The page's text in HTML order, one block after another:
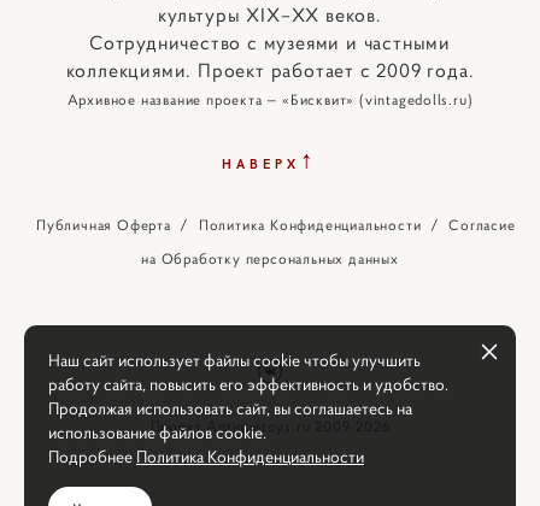
культуры XIX–XX веков.
Сотрудничество с музеями и частными
коллекциями. Проект работает с 2009 года.
Архивное название проекта — «Бисквит» (vintagedolls.ru)
НАВЕРХ ↑
Публичная Оферта / Политика Конфиденциальности /Согласие
на Обработку персональных данных
Проект Antiquetoys.ru 2009-2026
Наш сайт использует файлы cookie чтобы улучшить
работу сайта, повысить его эффективность и удобство.
Продолжая использовать сайт, вы соглашаетесь на
использование файлов cookie.
Подробнее Политика Конфиденциальности